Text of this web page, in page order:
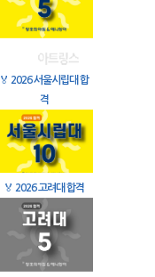
🏅 2026 서울시립대 합
격
🏅 2026 고려대 합격